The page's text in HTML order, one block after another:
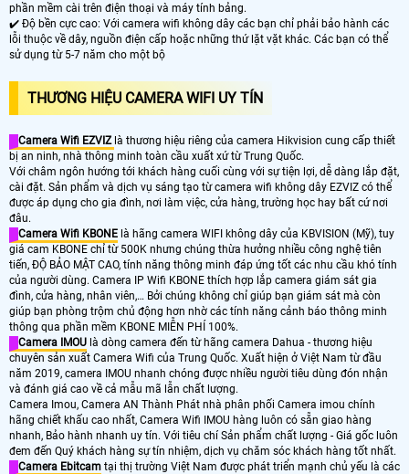
phần mềm cài trên điện thoại và máy tính bảng.
✔️ Độ bền cực cao: Với camera wifi không dây các bạn chỉ phải bảo hành các
lỗi thuộc về dây, nguồn điện cấp hoặc những thứ lặt vặt khác. Các bạn có thể
sử dụng từ 5-7 năm cho một bộ
THƯƠNG HIỆU CAMERA WIFI UY TÍN
Camera Wifi EZVIZ là thương hiệu riêng của camera Hikvision cung cấp thiết
bị an ninh, nhà thông minh toàn cầu xuất xứ từ Trung Quốc.
Với châm ngôn hướng tới khách hàng cuối cùng với sự tiện lợi, dễ dàng lắp đặt,
cài đặt. Sản phẩm và dịch vụ sáng tạo từ camera wifi không dây EZVIZ có thể
được áp dụng cho gia đình, nơi làm việc, cửa hàng, trường học hay bất cứ nơi
đâu.
Camera Wifi KBONE là hãng camera WIFI không dây của KBVISION (Mỹ), tuy
giá cam KBONE chỉ từ 500K nhưng chúng thừa hưởng nhiều công nghệ tiên
tiến, ĐỘ BẢO MẬT CAO, tính năng thông minh đáp ứng tốt các nhu cầu khó tính
của người dùng. Camera IP Wifi KBONE thích hợp lắp camera giám sát gia
đình, cửa hàng, nhân viên,… Bởi chúng không chỉ giúp bạn giám sát mà còn
giúp bạn phòng trộm chủ động hơn nhờ các tính năng cảnh báo thông minh
thông qua phần mềm KBONE MIỄN PHÍ 100%.
Camera IMOU là dòng camera đến từ hãng camera Dahua - thương hiệu
chuyên sản xuất Camera Wifi của Trung Quốc. Xuất hiện ở Việt Nam từ đầu
năm 2019, camera IMOU nhanh chóng được nhiều người tiêu dùng đón nhận
và đánh giá cao về cả mẫu mã lẫn chất lượng.
Camera Imou, Camera AN Thành Phát nhà phân phối Camera imou chính
hãng chiết khấu cao nhất, Camera Wifi IMOU hàng luôn có sẵn giao hàng
nhanh, Bảo hành nhanh uy tín. Với tiêu chí Sản phẩm chất lượng - Giá gốc luôn
đem đến Quý khách hàng sự tín nhiệm, dịch vụ chăm sóc khách hàng tốt nhất.
Camera Ebitcam tại thị trường Việt Nam được phát triển mạnh chủ yếu là các